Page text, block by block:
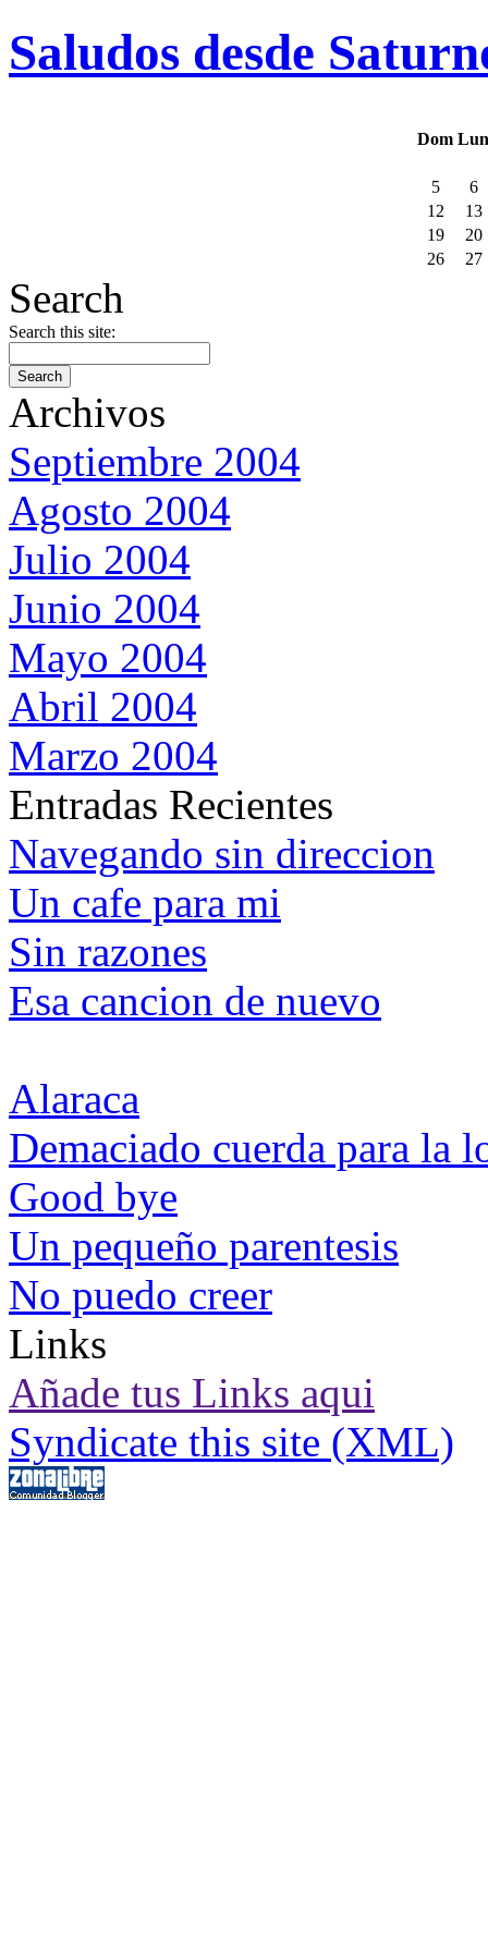
Saludos desde
Dom Lun
5
6
12
13
19
20
26
27
Search
Search this site:
Archivos
Septiembre 2004
Agosto 2004
Julio 2004
Junio 2004
Mayo 2004
Abril 2004
Marzo 2004
Entradas Recientes
Navegando sin direccion
Un cafe para mi
Sin razones
Esa cancion de nuevo
Alaraca
Demaciado cuerda para la
Good bye
Un pequeño parentesis
No puedo creer
Links
Añade tus Links aqui
Syndicate this site (XML)